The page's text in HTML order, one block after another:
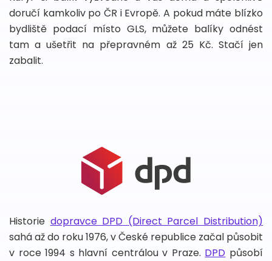
doručí kamkoliv po ČR i Evropě. A pokud máte blízko
bydliště podací místo GLS, můžete balíky odnést
tam a ušetřit na přepravném až 25 Kč. Stačí jen
zabalit.
Historie dopravce DPD (Direct Parcel Distribution)
sahá až do roku 1976, v České republice začal působit
v roce 1994 s hlavní centrálou v Praze. DPD působí